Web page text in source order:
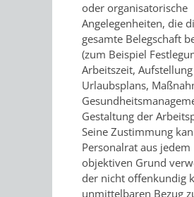
VON
RÄUMEN
/
IN
PARTEIEN
oder organisatorische
Angelegenheiten, die
gesamte Belegschaft
(zum Beispiel
Arbeitszeit,
Urlaubsplans,
Gestaltung der
Seine Zustimmung
Personalrat aus jedem
objektiven Grund
der nicht offenkundig
unmittelbaren Bezug